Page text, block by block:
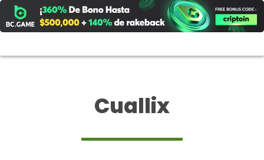
al
contenido
Cuallix